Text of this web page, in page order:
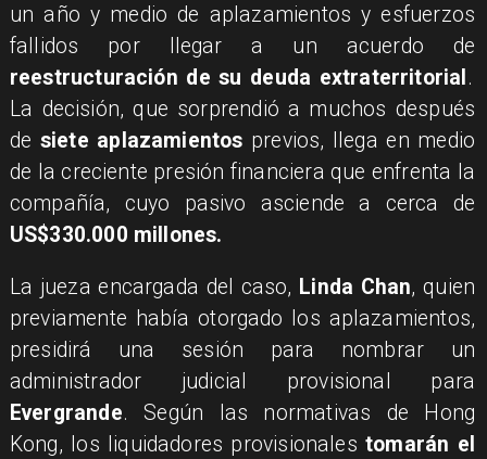
un año y medio de aplazamientos y esfuerzos
fallidos por llegar a un acuerdo de
reestructuración de su deuda extraterritorial .
La decisión, que sorprendió a muchos después
de siete aplazamientos previos, llega en medio
de la creciente presión financiera que enfrenta la
compañía, cuyo pasivo asciende a cerca de
US$330.000 millones.
​La jueza encargada del caso, Linda Chan, quien
previamente había otorgado los aplazamientos,
presidirá una sesión para nombrar un
administrador judicial provisional para
Evergrande. Según las normativas de Hong
Kong, los liquidadores provisionalestomarán el